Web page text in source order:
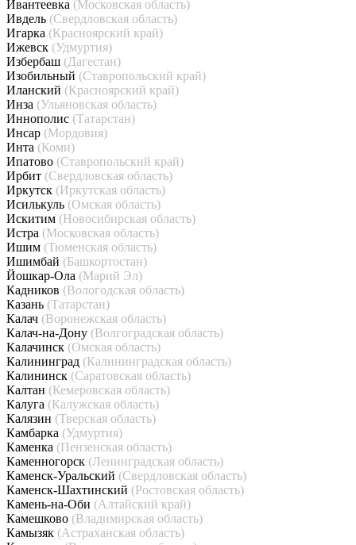
Ивантеевка (Московская область)
Ивдель (Свердловская область)
Игарка (Красноярский край)
Ижевск (Удмуртия)
Избербаш (Дагестан)
Изобильный (Ставропольский край)
Иланский (Красноярский край)
Инза (Ульяновская область)
Иннополис (Татарстан)
Инсар (Мордовия)
Инта (Коми)
Ипатово (Ставропольский край)
Ирбит (Свердловская область)
Иркутск (Иркутская область)
Исилькуль (Омская область)
Искитим (Новосибирская область)
Истра (Московская область)
Ишим (Тюменская область)
Ишимбай (Башкортостан)
Йошкар-Ола (Марий Эл)
Кадников (Вологодская область)
Казань (Татарстан)
Калач (Воронежская область)
Калач-на-Дону (Волгоградская область)
Калачинск (Омская область)
Калининград (Калининградская область)
Калининск (Саратовская область)
Калтан (Кемеровская область)
Калуга (Калужская область)
Калязин (Тверская область)
Камбарка (Удмуртия)
Каменка (Пензенская область)
Каменногорск (Ленинградская область)
Каменск-Уральский (Свердловская область)
Каменск-Шахтинский (Ростовская область)
Камень-на-Оби (Алтайский край)
Камешково (Владимирская область)
Камызяк (Астраханская область)